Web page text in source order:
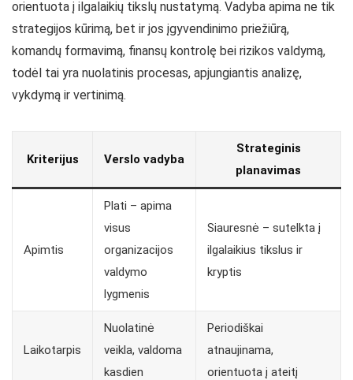
orientuota į ilgalaikių tikslų nustatymą. Vadyba apima ne tik
strategijos kūrimą, bet ir jos įgyvendinimo priežiūrą,
komandų formavimą, finansų kontrolę bei rizikos valdymą,
todėl tai yra nuolatinis procesas, apjungiantis analizę,
vykdymą ir vertinimą.
Kriterijus Verslo vadyba
Strateginis
planavimas
Apimtis
Plati – apima
visus
organizacijos
valdymo
lygmenis
Siauresnė – sutelkta į
ilgalaikius tikslus ir
kryptis
Laikotarpis
Nuolatinė
veikla, valdoma
kasdien
Periodiškai
atnaujinama,
orientuota į ateitį